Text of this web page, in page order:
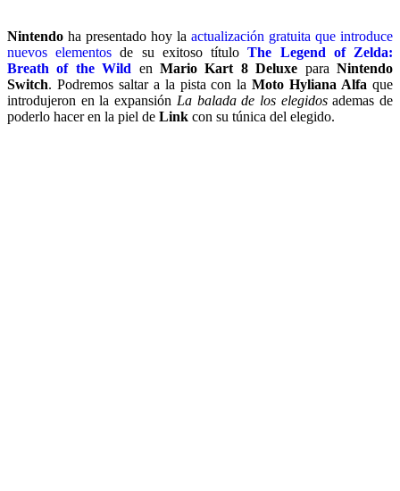
Nintendo ha presentado hoy la actualización gratuita que introduce
nuevos elementos de su exitoso títuloThe Legend of Zelda:
Breath of the Wild enMario Kart 8 Deluxe para Nintendo
Switch. Podremos saltar a la pista con laMoto Hyliana Alfa que
introdujeron en la expansión La balada de los elegidosademas de
poderlo hacer en la piel de Link con su túnica del elegido.